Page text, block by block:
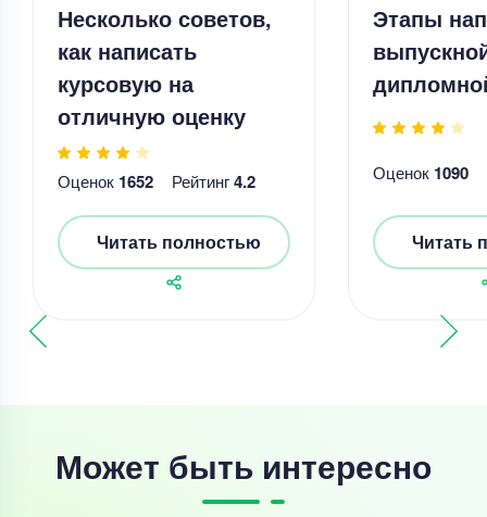
Несколько советов,
как написать
курсовую на
отличную оценку
Оценок 1652 Рейтинг4.2
Читать полностью
Этапы
Оценок 1090
Читать
Может быть интересно